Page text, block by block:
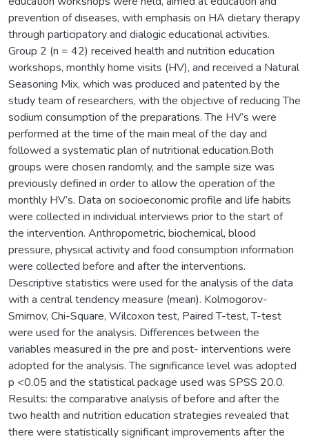
prevention of diseases, with emphasis on HA dietary therapy
through participatory and dialogic educational activities.
Group 2 (n = 42) received health and nutrition education
workshops, monthly home visits (HV), and received a Natural
Seasoning Mix, which was produced and patented by the
study team of researchers, with the objective of reducing The
sodium consumption of the preparations. The HV’s were
performed at the time of the main meal of the day and
followed a systematic plan of nutritional education.Both
groups were chosen randomly, and the sample size was
previously defined in order to allow the operation of the
monthly HV’s. Data on socioeconomic profile and life habits
were collected in individual interviews prior to the start of
the intervention. Anthropometric, biochemical, blood
pressure, physical activity and food consumption information
were collected before and after the interventions.
Descriptive statistics were used for the analysis of the data
with a central tendency measure (mean). Kolmogorov-
Smirnov, Chi-Square, Wilcoxon test, Paired T-test, T-test
were used for the analysis. Differences between the
variables measured in the pre and post- interventions were
adopted for the analysis. The significance level was adopted
p <0.05 and the statistical package used was SPSS 20.0.
Results: the comparative analysis of before and after the
two health and nutrition education strategies revealed that
there were statistically significant improvements after the